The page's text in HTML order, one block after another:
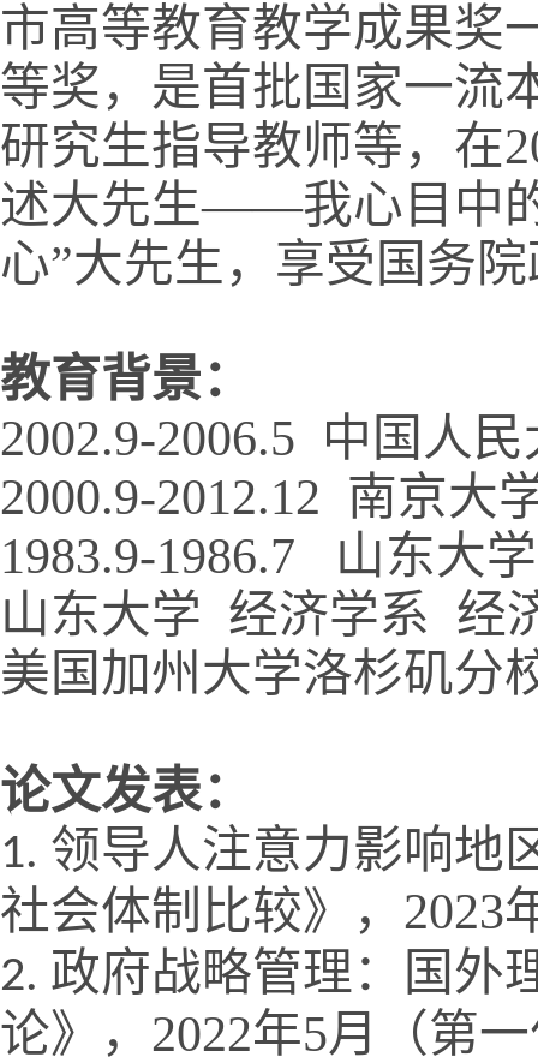
市高等教育教学成果奖
等奖，是首批国家一流
研究生指导教师等，在
述大先生——我心目中
心”大先生，享受国务
教育背景：
2002.9-2006.5 中国人民
2000.9-2012.12 南京大
1983.9-1986.7 山东大学
山东大学  经济学系  经
美国加州大学洛杉矶分
论文发表：
领导人注意力影响地
社会体制比较》， 2023
政府战略管理：国外
论》， 2022年5月（第